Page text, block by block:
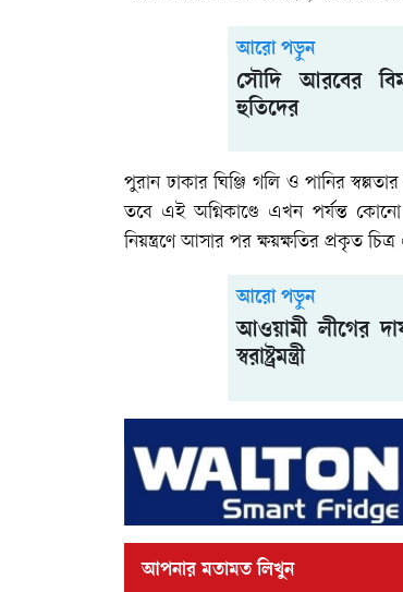
আরো পড়ুন
সৌদি আরবের
হুতিদের
পুরান ঢাকার ঘিঞ্জি গলি ও পানির
তবে এই অগ্নিকাণ্ডে এখন পর্যন্ত কোনো
নিয়ন্ত্রণে আসার পর ক্ষয়ক্ষতির প্রকৃত
আরো পড়ুন
আওয়ামী লীগের
স্বরাষ্ট্রমন্ত্রী
আপনার মতামত লিখুন